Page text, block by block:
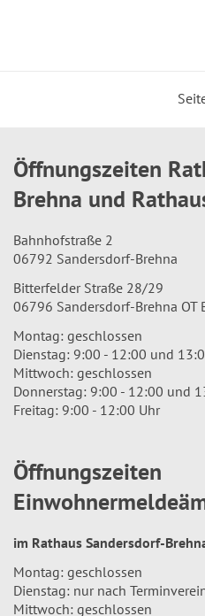
Öffnungszeiten
Brehna und
Bahnhofstraße 2
06792 Sandersdorf-Brehna
Bitterfelder Straße 28/29
06796 Sandersdorf-Brehna OT
Montag: geschlossen
Dienstag: 9:00 - 12:00 und
Mittwoch: geschlossen
Donnerstag: 9:00 - 12:00 und
Freitag: 9:00 - 12:00 Uhr
Öffnungszeiten
im Rathaus Sandersdorf-
Montag: geschlossen
Dienstag: nur nach
Mittwoch: geschlossen